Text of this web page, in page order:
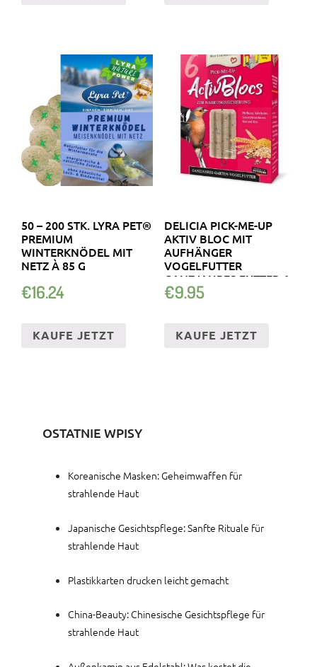
50 – 200 STK. LYRA PET®
PREMIUM
WINTERKNÖDEL MIT
NETZ À 85 G
€16.24
KAUFE JETZT
DELICIA PICK-ME-UP
AKTIV BLOC MIT
AUFHÄNGER
VOGELFUTTER
GANZJAHRES FUTTER 6
STCK
€9.95
KAUFE JETZT
OSTATNIE WPISY
Koreanische Masken: Geheimwaffen für
strahlende Haut
Japanische Gesichtspflege: Sanfte Rituale für
strahlende Haut
Plastikkarten drucken leicht gemacht
China-Beauty: Chinesische Gesichtspflege für
strahlende Haut